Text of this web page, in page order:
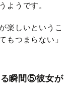
ようです。
楽しいというこ
もつまらない」
る瞬間⑤彼女が